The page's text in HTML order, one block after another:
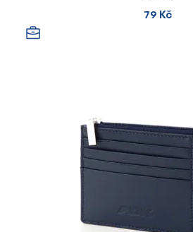
79 Kč